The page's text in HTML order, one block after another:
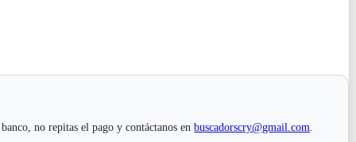
no repitas el pago y contáctanos enbuscadorscry@gmail.com